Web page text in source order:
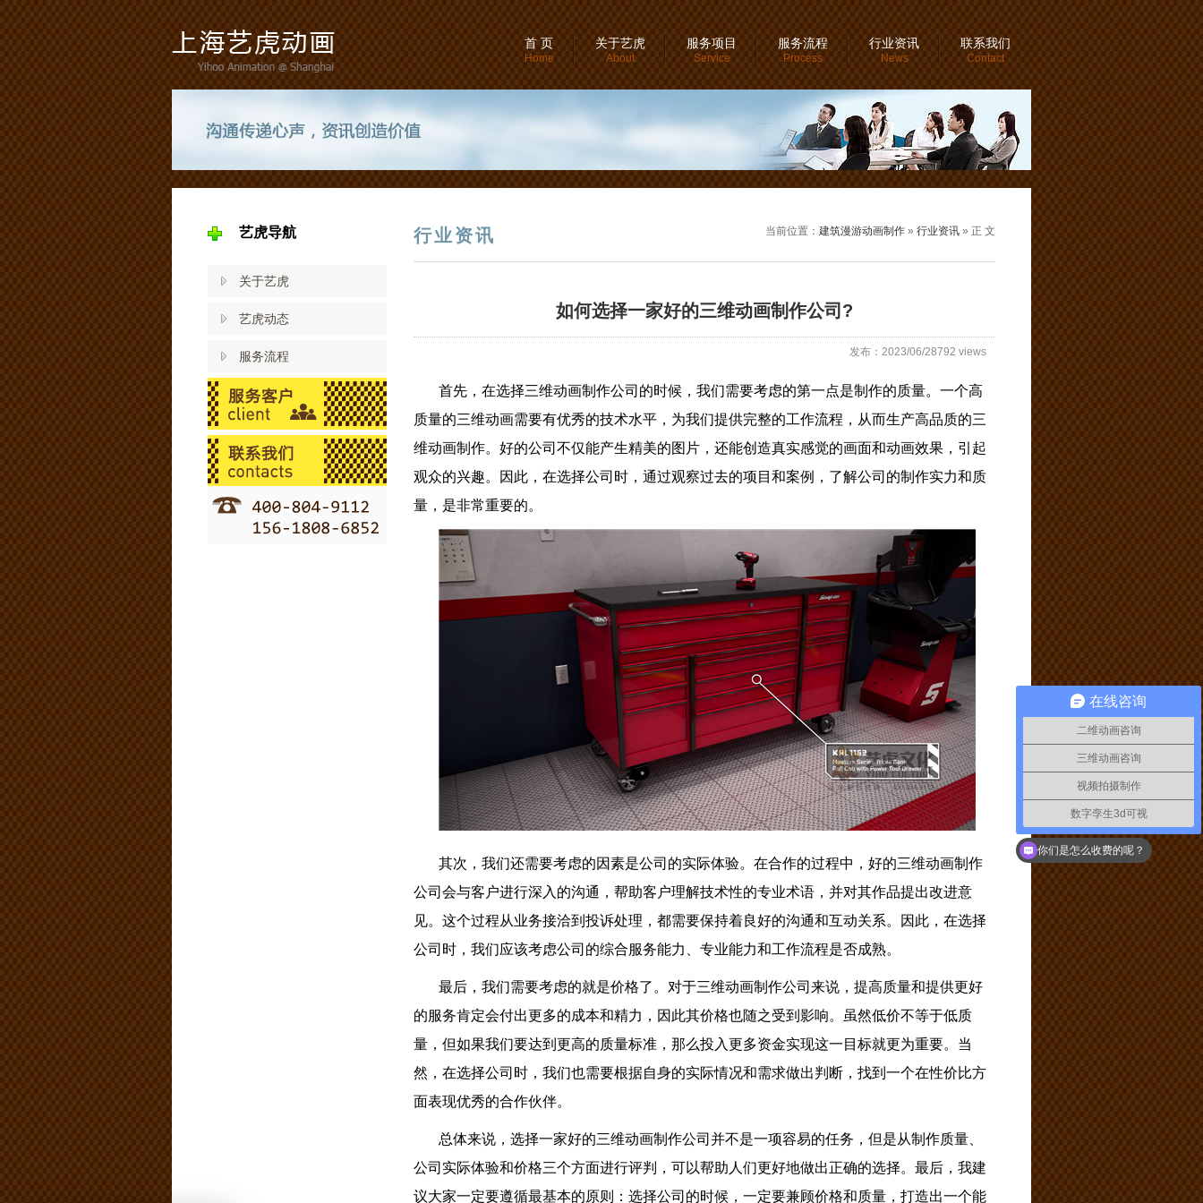
首 页
Home
关于艺虎
About
服务项目
Service
服务流程
Process
行业资讯
News
联系我们
Contact
艺虎导航
关于艺虎
艺虎动态
服务流程
行业资讯 当前位置： 建筑漫游动画制作 » 行业资讯 » 正 文
如何选择一家好的三维动画制作公司?
发布：2023/06/28792 views
首先，在选择三维动画制作公司的时候，我们需要考虑的第一点是制作的质量。一个高
质量的三维动画需要有优秀的技术水平，为我们提供完整的工作流程，从而生产高品质的三
维动画制作。好的公司不仅能产生精美的图片，还能创造真实感觉的画面和动画效果，引起
观众的兴趣。因此，在选择公司时，通过观察过去的项目和案例，了解公司的制作实力和质
量，是非常重要的。
其次，我们还需要考虑的因素是公司的实际体验。在合作的过程中，好的三维动画制作
公司会与客户进行深入的沟通，帮助客户理解技术性的专业术语，并对其作品提出改进意
见。这个过程从业务接洽到投诉处理，都需要保持着良好的沟通和互动关系。因此，在选择
公司时，我们应该考虑公司的综合服务能力、专业能力和工作流程是否成熟。
最后，我们需要考虑的就是价格了。对于三维动画制作公司来说，提高质量和提供更好
的服务肯定会付出更多的成本和精力，因此其价格也随之受到影响。虽然低价不等于低质
量，但如果我们要达到更高的质量标准，那么投入更多资金实现这一目标就更为重要。当
然，在选择公司时，我们也需要根据自身的实际情况和需求做出判断，找到一个在性价比方
面表现优秀的合作伙伴。
总体来说，选择一家好的三维动画制作公司并不是一项容易的任务，但是从制作质量、
公司实际体验和价格三个方面进行评判，可以帮助人们更好地做出正确的选择。最后，我建
议大家一定要遵循最基本的原则：选择公司的时候，一定要兼顾价格和质量，打造出一个能
在线咨询
二维动画咨询
三维动画咨询
视频拍摄制作
数字孪生3d可视
你们是怎么收费的呢？
如何联系你们